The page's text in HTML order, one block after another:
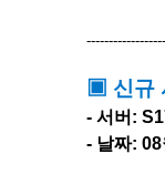
▣ 신규
- 서버:
- 날짜: